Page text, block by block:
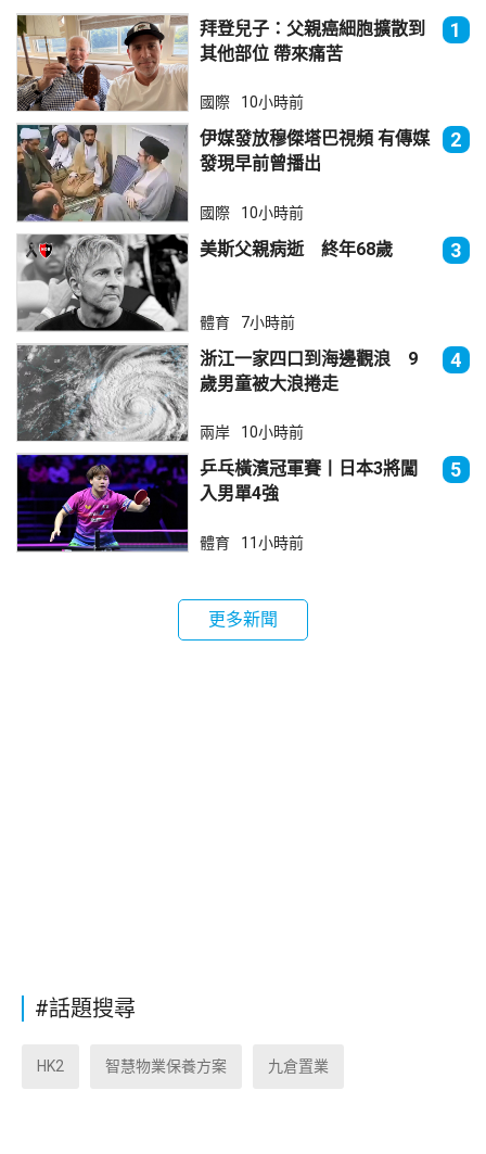
拜登兒子：父親癌細胞擴散到
其他部位 帶來痛苦
1
國際 10小時前
伊媒發放穆傑塔巴視頻 有傳媒
發現早前曾播出
2
國際 10小時前
美斯父親病逝 終年68歲 3
體育 7小時前
浙江一家四口到海邊觀浪 9
歲男童被大浪捲走
4
兩岸 10小時前
乒乓橫濱冠軍賽丨日本3將闖
入男單4強
5
體育 11小時前
更多新聞
#話題搜尋
HK2 智慧物業保養方案 九倉置業